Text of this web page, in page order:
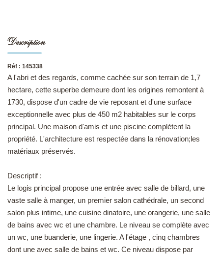
CONTACT
Description
Réf : 145338
A l'abri et des regards, comme cachée sur son terrain de 1,7
hectare, cette superbe demeure dont les origines remontent à
1730, dispose d'un cadre de vie reposant et d'une surface
exceptionnelle avec plus de 450 m2 habitables sur le corps
principal. Une maison d'amis et une piscine complètent la
propriété. L'architecture est respectée dans la rénovation;les
matériaux préservés.
Descriptif :
Le logis principal propose une entrée avec salle de billard, une
vaste salle à manger, un premier salon cathédrale, un second
salon plus intime, une cuisine dinatoire, une orangerie, une salle
de bains avec wc et une chambre. Le niveau se complète avec
un wc, une buanderie, une lingerie. A l'étage , cinq chambres
dont une avec salle de bains et wc. Ce niveau dispose par